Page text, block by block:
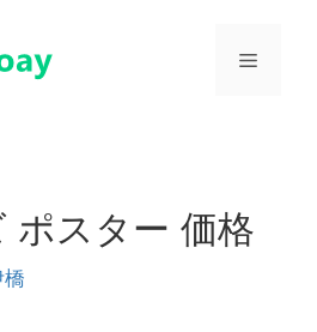
メ
ポスター 価格